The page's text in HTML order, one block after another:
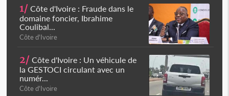
1/ Côte d'Ivoire : Fraude dans le
domaine foncier, Ibrahime
Coulibal...
Côte d'Ivoire
2/ Côte d'Ivoire : Un véhicule de
la GESTOCI circulant avec un
numér...
Côte d'Ivoire